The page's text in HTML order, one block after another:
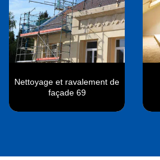
Nettoyage et ravalement de
façade 69